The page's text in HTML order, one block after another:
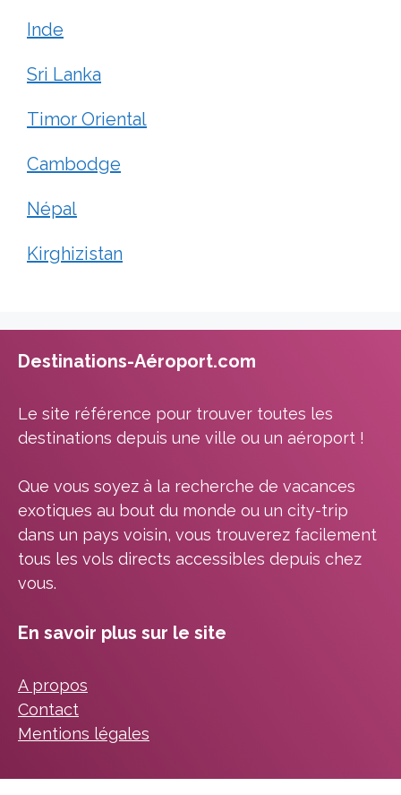
Inde
Sri Lanka
Timor Oriental
Cambodge
Népal
Kirghizistan
Destinations-Aéroport.com
Le site référence pour trouver toutes les
destinations depuis une ville ou un aéroport !
Que vous soyez à la recherche de vacances
exotiques au bout du monde ou un city-trip
dans un pays voisin, vous trouverez facilement
tous les vols directs accessibles depuis chez
vous.
En savoir plus sur le site
A propos
Contact
Mentions légales